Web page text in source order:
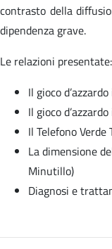
contrasto della
dipendenza grave.
Le relazioni presentate:
Il gioco
Il gioco
Il Telefono
La dimensione
Minutillo)
Diagnosi e